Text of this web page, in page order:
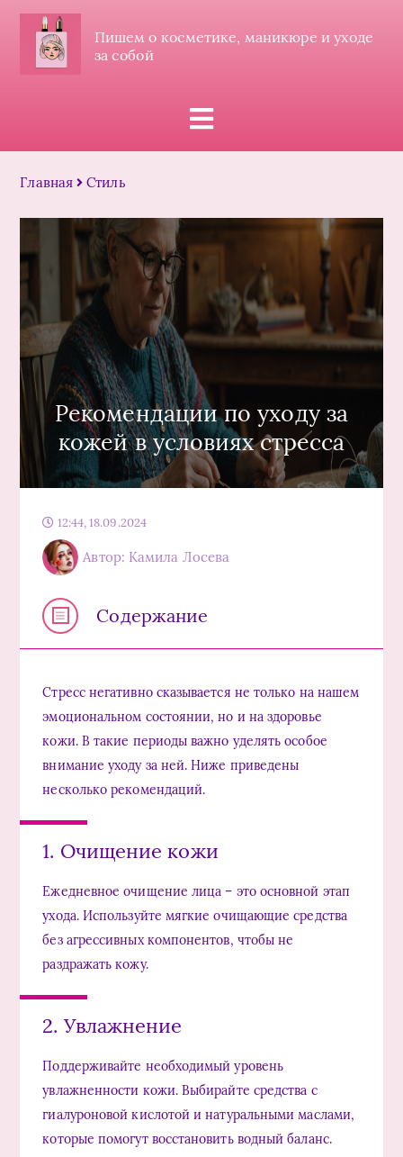
Пишем о косметике, маникюре и уходе
за собой
Главная Стиль
Рекомендации по уходу за
кожей в условиях стресса
12:44, 18.09.2024
Автор: Камила Лосева
Содержание
Стресс негативно сказывается не только на нашем
эмоциональном состоянии, но и на здоровье
кожи. В такие периоды важно уделять особое
внимание уходу за ней. Ниже приведены
несколько рекомендаций.
1. Очищение кожи
Ежедневное очищение лица – это основной этап
ухода. Используйте мягкие очищающие средства
без агрессивных компонентов, чтобы не
раздражать кожу.
2. Увлажнение
Поддерживайте необходимый уровень
увлажненности кожи. Выбирайте средства с
гиалуроновой кислотой и натуральными маслами,
которые помогут восстановить водный баланс.